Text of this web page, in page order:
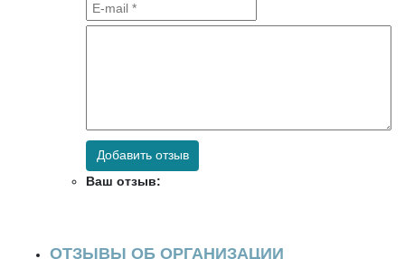
Добавить отзыв
Ваш отзыв:
ОТЗЫВЫ ОБ ОРГАНИЗАЦИИ